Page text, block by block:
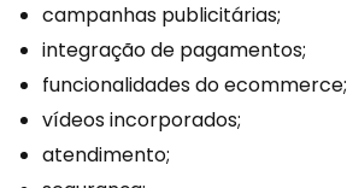
campanhas publicitárias;
integração de pagamentos;
funcionalidades do ecommerce;
vídeos incorporados;
atendimento;